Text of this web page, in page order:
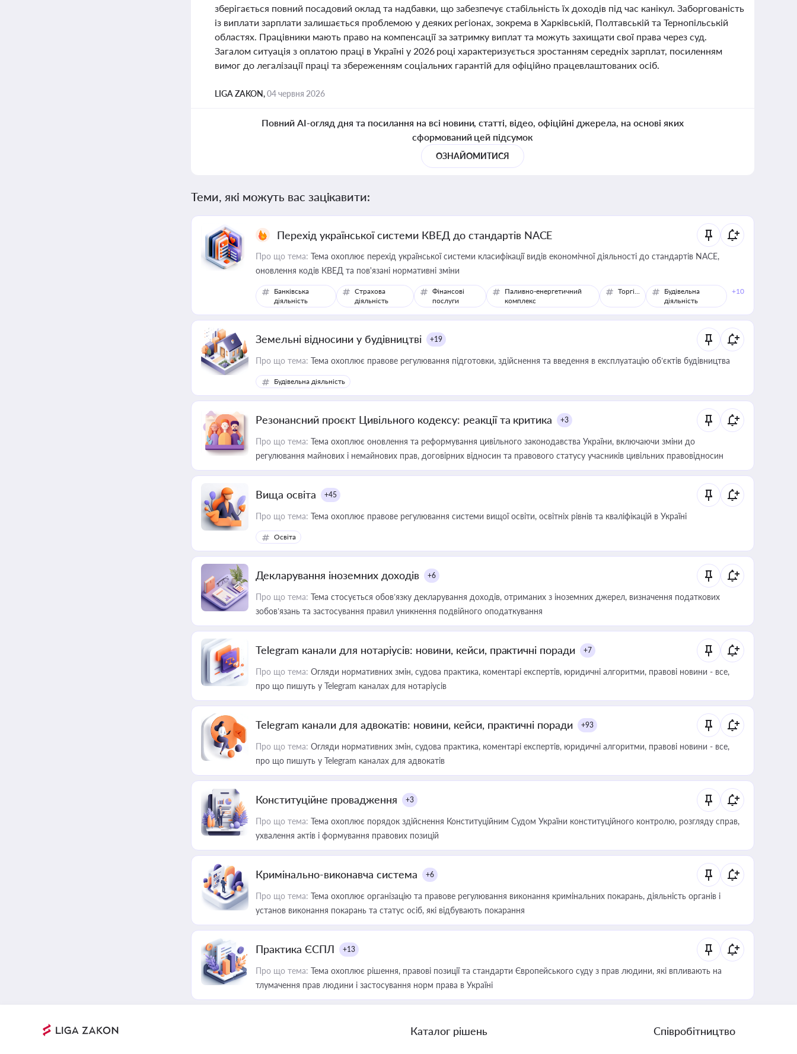
зберігається повний посадовий оклад та надбавки, що забезпечує стабільність їх доходів під час канікул. Заборгованість
із виплати зарплати залишається проблемою у деяких регіонах, зокрема в Харківській, Полтавській та Тернопільській
областях. Працівники мають право на компенсації за затримку виплат та можуть захищати свої права через суд.
Загалом ситуація з оплатою праці в Україні у 2026 році характеризується зростанням середніх зарплат, посиленням
вимог до легалізації праці та збереженням соціальних гарантій для офіційно працевлаштованих осіб.
LIGA ZAKON,04 червня 2026
Повний AI-огляд дня та посилання на всі новини, статті, відео, офіційні джерела, на основі яких
сформований цей підсумок
ОЗНАЙОМИТИСЯ
Теми, які можуть вас зацікавити:
Перехід української системи КВЕД до стандартів NACE
Про що тема: Тема охоплює перехід української системи класифікації видів економічної діяльності до стандартів NACE,
оновлення кодів КВЕД та пов'язані нормативні зміни
Банківська
діяльність
Страхова
діяльність
Фінансові
послуги
Паливно-енергетичний
комплекс
Торгівля
Будівельна
діяльність
+10
Земельні відносини у будівництві +19
Про що тема: Тема охоплює правове регулювання підготовки, здійснення та введення в експлуатацію об’єктів будівництва
Будівельна діяльність
Резонансний проєкт Цивільного кодексу: реакції та критика +3
Про що тема: Тема охоплює оновлення та реформування цивільного законодавства України, включаючи зміни до
регулювання майнових і немайнових прав, договірних відносин та правового статусу учасників цивільних правовідносин
Вища освіта +45
Про що тема: Тема охоплює правове регулювання системи вищої освіти, освітніх рівнів та кваліфікацій в Україні
Освіта
Декларування іноземних доходів +6
Про що тема: Тема стосується обов’язку декларування доходів, отриманих з іноземних джерел, визначення податкових
зобов’язань та застосування правил уникнення подвійного оподаткування
Telegram канали для нотаріусів: новини, кейси, практичні поради +7
Про що тема: Огляди нормативних змін, судова практика, коментарі експертів, юридичні алгоритми, правові новини - все,
про що пишуть у Telegram каналах для нотаріусів
Telegram канали для адвокатів: новини, кейси, практичні поради +93
Про що тема: Огляди нормативних змін, судова практика, коментарі експертів, юридичні алгоритми, правові новини - все,
про що пишуть у Telegram каналах для адвокатів
Конституційне провадження +3
Про що тема: Тема охоплює порядок здійснення Конституційним Судом України конституційного контролю, розгляду справ,
ухвалення актів і формування правових позицій
Кримінально-виконавча система +6
Про що тема: Тема охоплює організацію та правове регулювання виконання кримінальних покарань, діяльність органів і
установ виконання покарань та статус осіб, які відбувають покарання
Практика ЄСПЛ +13
Про що тема: Тема охоплює рішення, правові позиції та стандарти Європейського суду з прав людини, які впливають на
тлумачення прав людини і застосування норм права в Україні
Каталог рішень Співробітництво